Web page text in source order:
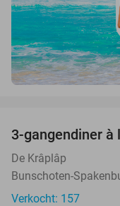
3-gangendiner à
De Krâplâp
Bunschoten-
Verkocht: 157